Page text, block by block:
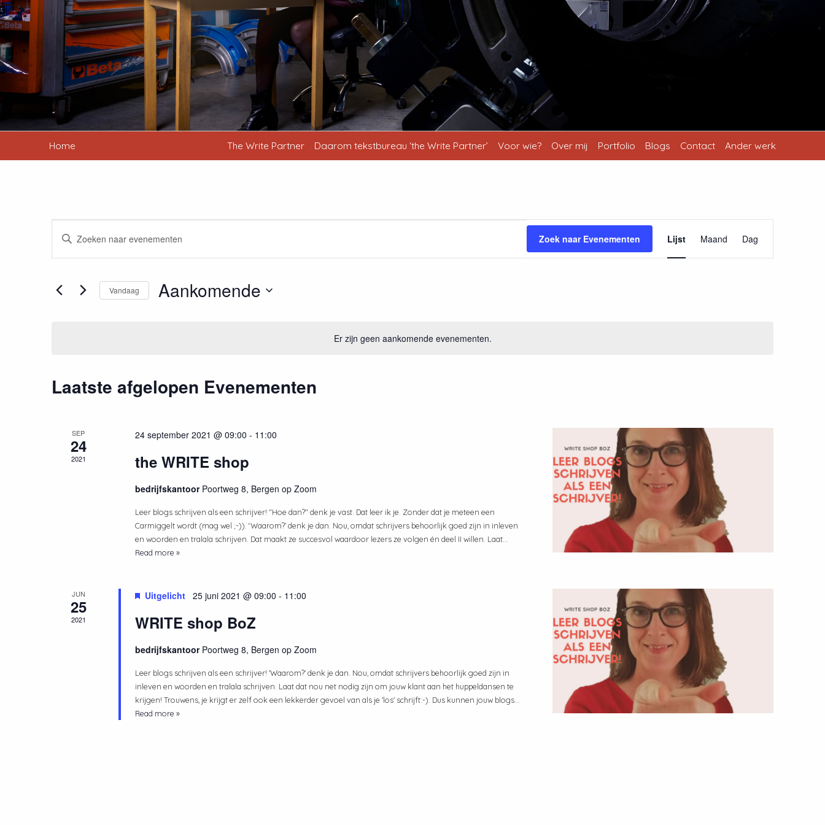
Home The Write Partner Daarom tekstbureau ‘the Write Partner’ Voor wie? Over mij Portfolio Blogs Contact Ander werk
Er zijn geen aankomende evenementen.
Evenementen
Zoeken
weergeven
Vul
Zoek
Zoek naar Evenementen
Evenement
weergaven
Lijst Maand Dag
Vandaag Aankomende
Laatste afgelopen Evenementen
SEP
24
2021
24 september 2021 @ 09:00 - 11:00
the WRITE shop
bedrijfskantoor Poortweg 8, Bergen op Zoom
Leer blogs schrijven als een schrijver! "Hoe dan?" denk je vast. Dat leer ik je. Zonder dat je meteen een
Carmiggelt wordt (mag wel ;-)). ‘Waarom?’ denk je dan. Nou, omdat schrijvers behoorlijk goed zijn in inleven
en woorden en tralala schrijven. Dat maakt ze succesvol waardoor lezers ze volgen én deel II willen. Laat...
Read more »
JUN
25
2021
Uitgelicht 25 juni 2021 @ 09:00 - 11:00
WRITE shop BoZ
bedrijfskantoor Poortweg 8, Bergen op Zoom
Leer blogs schrijven als een schrijver! 'Waarom?' denk je dan. Nou, omdat schrijvers behoorlijk goed zijn in
inleven en woorden en tralala schrijven. Laat dat nou net nodig zijn om jouw klant aan het huppeldansen te
krijgen! Trouwens, je krijgt er zelf ook een lekkerder gevoel van als je 'los' schrijft:-). Dus kunnen jouw blogs...
Read more »